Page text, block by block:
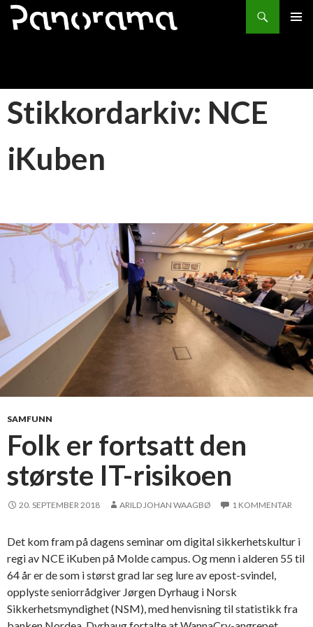
Søk
HOPP
Stikkordarkiv: NCE
iKuben
SAMFUNN
Folk er fortsatt den
største IT-risikoen
20. SEPTEMBER 2018 ARILD JOHAN WAAGBØ 1 KOMMENTAR
Det kom fram på dagens seminar om digital sikkerhetskultur i
regi av NCE iKuben på Molde campus. Og menn i alderen 55 til
64 år er de som i størst grad lar seg lure av epost-svindel,
opplyste seniorrådgiver Jørgen Dyrhaug i Norsk
Sikkerhetsmyndighet (NSM), med henvisning til statistikk fra